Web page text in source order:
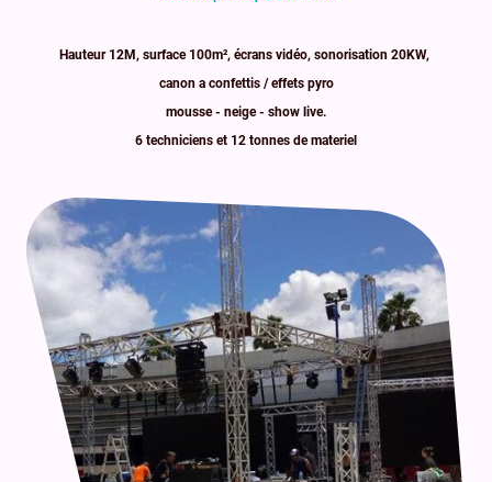
Hauteur 12M, surface 100m², écrans vidéo, sonorisation 20KW,
canon a confettis / effets pyro
mousse - neige - show live.
6 techniciens et 12 tonnes de materiel